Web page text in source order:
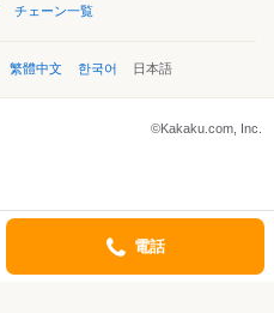
チェーン一覧
繁體中文 한국어 日本語
©Kakaku.com, Inc.
電話